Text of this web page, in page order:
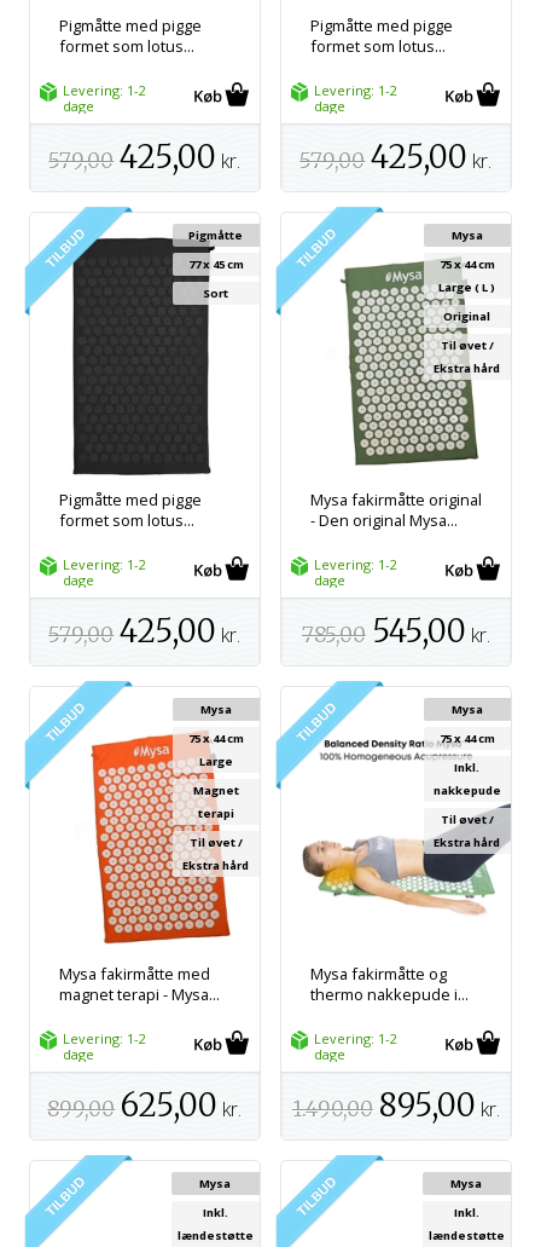
Pigmåtte med pigge
formet som lotus...
Levering: 1-2
dage
579,00 425,00 kr.
Pigmåtte med pigge
formet som lotus...
Levering: 1-2
dage
579,00 425,00 kr.
Pigmåtte med pigge
formet som lotus...
Pigmåtte
77 x 45 cm
Sort
Levering: 1-2
dage
579,00 425,00 kr.
Mysa fakirmåtte original
- Den original Mysa...
Mysa
75 x 44 cm
Large ( L )
Original
Til øvet /
Ekstra hård
Levering: 1-2
dage
785,00 545,00 kr.
Mysa fakirmåtte med
magnet terapi - Mysa...
Mysa
75 x 44 cm
Large
Magnet
terapi
Til øvet /
Ekstra hård
Levering: 1-2
dage
899,00 625,00 kr.
Mysa fakirmåtte og
thermo nakkepude i...
Mysa
75 x 44 cm
Inkl.
nakkepude
Til øvet /
Ekstra hård
Levering: 1-2
dage
1.490,00 895,00 kr.
Mysa
Inkl.
lændestøtte
Mysa
Inkl.
lændestøtte